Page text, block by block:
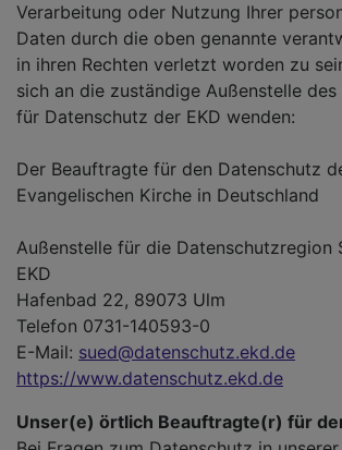
Verarbeitung oder Nutzung Ihrer
Daten durch die oben genannte
in ihren Rechten verletzt worden zu
sich an die zuständige Außenstelle
für Datenschutz der EKD wenden:
Der Beauftragte für den Datenschutz
Evangelischen Kirche in Deutschland
Außenstelle für die Datenschutzregion
EKD
Hafenbad 22, 89073 Ulm
Telefon 0731-140593-0
E-Mail: sued@datenschutz.ekd.de
https://www.datenschutz.ekd.de
Unser(e) örtlich Beauftragte(r) für